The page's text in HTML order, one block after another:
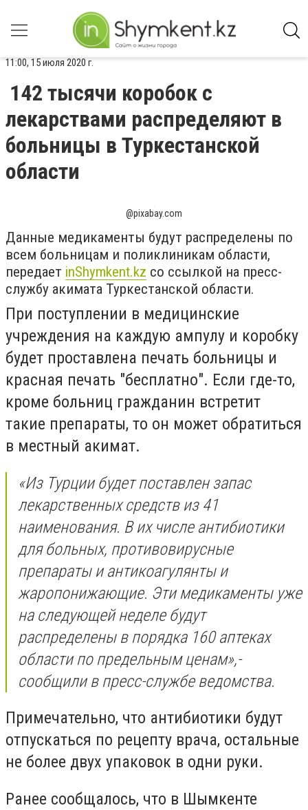
11:00, 15 июля 2020 г.
142 тысячи коробок с
лекарствами распределяют в
больницы в Туркестанской
области
@pixabay.com
Данные медикаменты будут распределены по
всем больницам и поликлиникам области,
передает inShymkent.kz со ссылкой на пресс-
службу акимата Туркестанской области.
При поступлении в медицинские
учреждения на каждую ампулу и коробку
будет проставлена печать больницы и
красная печать "бесплатно". Если где-то,
кроме больниц гражданин встретит
такие препараты, то он может обратиться
в местный акимат.
«Из Турции будет поставлен запас
лекарственных средств из 41
наименования. В их числе антибиотики
для больных, противовирусные
препараты и антикоагулянты и
жаропонижающие. Эти медикаменты уже
на следующей неделе будут
распределены в порядка 160 аптеках
области по предельным ценам»,-
cообщили в пресс-службе ведомства.
Примечательно, что антибиотики будут
отпускаться по рецепту врача, остальные
не более двуx упаковок в одни руки.
Ранее сообщалось, что в Шымкенте